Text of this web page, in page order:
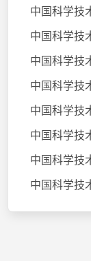
中国科学技
中国科学技
中国科学技
中国科学技
中国科学技
中国科学技
中国科学技
中国科学技